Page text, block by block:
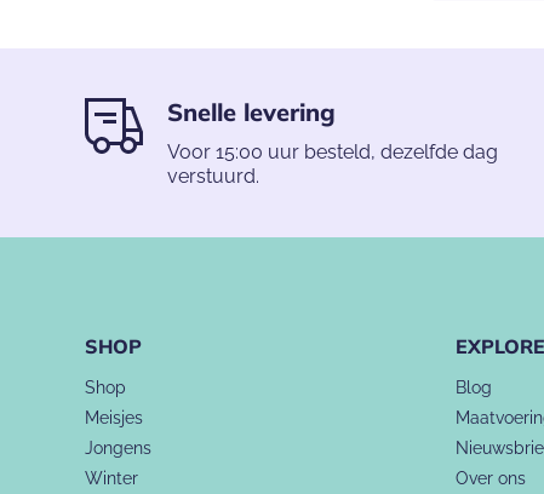
Snelle levering
Voor 15:00 uur besteld, dezelfde dag
verstuurd.
SHOP
Shop
Meisjes
Jongens
Winter
EXPLORE
Blog
Over ons